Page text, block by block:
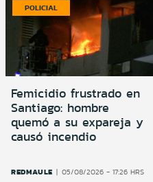
POLICIAL
Femicidio frustrado en
Santiago: hombre
quemó a su expareja y
causó incendio
REDMAULE 05/08/2026 - 17:26 HRS